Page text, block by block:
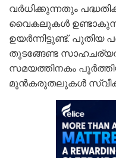
വർധിക്കുന്നതും
വൈകലുകൾ
ഉയര്‍ന്നിട്ടുണ്ട്. പുതിയ
തുടങ്ങേണ്ട
സമയത്തിനകം
മുൻകരുതലുകൾ